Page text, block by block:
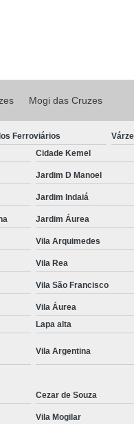
contra Queda de Cabelo
para Cabelo
para Queda de Cabelo
Queda de Cabelo Lapa
Tratamento para
Tratamento para
Capilar
Tricologia
do Cabelo Mogi das
dos Fios
Tricologia
Tricologista
Medico
de Cabelo
Mogi das Cruzes
Ferroviários
Cidade Kemel
Jardim D Manoel
Jardim Indaiá
Jardim Áurea
Vila Arquimedes
Vila Rea
Vila São Francisco
Vila Áurea
Lapa alta
Vila Argentina
Cezar de Souza
Vila Mogilar